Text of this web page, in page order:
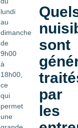
lundi
au
dimanche
de
9h00
à
18h00,
ce
qui
permet
une
sont
par
les